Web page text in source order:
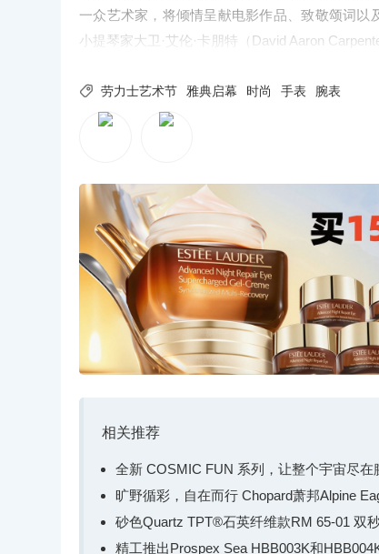
一众艺术家，将倾情呈献电影作品、致敬颂词以
小提琴家大卫·艾伦·卡朋特（David Aaron
巴耶·多梅内克（Josep Caballé Domenech），
共同观看劳力士艺术节委托作品《ARTEMIS:
HÓRES合唱团的30位演唱家，在Stavros
 劳力士艺术节 雅典启幕 时尚 手表 腕表
相关推荐
全新 COSMIC FUN 系列，让整个宇宙尽在
旷野循彩，自在而行 Chopard萧邦Alpine
砂色Quartz TPT®石英纤维款RM 65-01 双
精工推出Prospex Sea HBB003K和